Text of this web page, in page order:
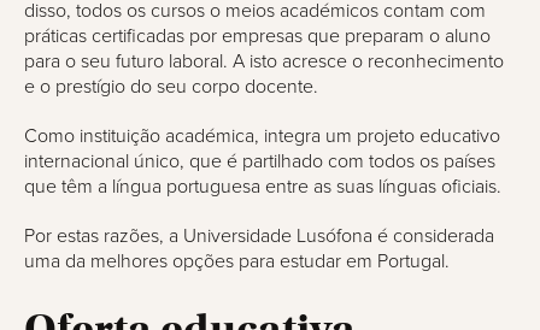
disso, todos os cursos o meios académicos contam com
práticas certificadas por empresas que preparam o aluno
para o seu futuro laboral. A isto acresce o reconhecimento
e o prestígio do seu corpo docente.
Como instituição académica, integra um projeto educativo
internacional único, que é partilhado com todos os países
que têm a língua portuguesa entre as suas línguas oficiais.
Por estas razões, a Universidade Lusófona é considerada
uma da melhores opções para estudar em Portugal.